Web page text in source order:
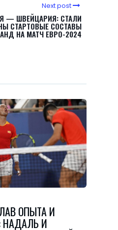
Next post
— ШВЕЙЦАРИЯ: СТАЛИ
СТАРТОВЫЕ СОСТАВЫ
НА МАТЧ ЕВРО-2024
ОПЫТА И
И